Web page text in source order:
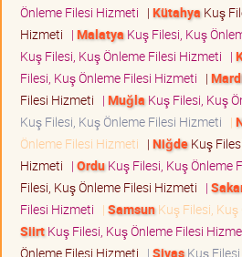
Önleme Filesi Hizmeti | Kütahya Kuş
Hizmeti | Malatya Kuş Filesi, Kuş
Kuş Filesi, Kuş Önleme Filesi Hizmeti |
Filesi, Kuş Önleme Filesi Hizmeti |
Filesi Hizmeti | Muğla Kuş Filesi, Kuş
Kuş Filesi, Kuş Önleme Filesi Hizmeti |
Önleme Filesi Hizmeti | NiğdeKuş
Hizmeti | OrduKuş Filesi, Kuş Önleme
Filesi, Kuş Önleme Filesi Hizmeti |
Filesi Hizmeti | SamsunKuş Filesi, Kuş
SiirtKuş Filesi, Kuş Önleme Filesi
Önleme Filesi Hizmeti | SivasKuş